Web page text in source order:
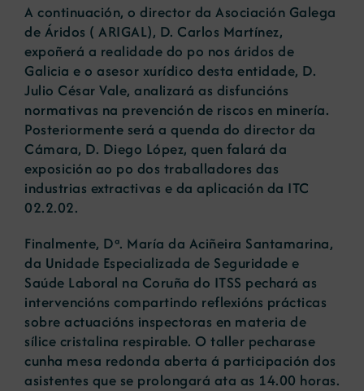
A continuación, o director da Asociación Galega
de Áridos ( ARIGAL), D. Carlos Martínez,
expoñerá a realidade do po nos áridos de
Galicia e o asesor xurídico desta entidade, D.
Julio César Vale, analizará as disfuncións
normativas na prevención de riscos en minería.
Posteriormente será a quenda do director da
Cámara, D. Diego López, quen falará da
exposición ao po dos traballadores das
industrias extractivas e da aplicación da ITC
02.2.02.
Finalmente, Dª. María da Aciñeira Santamarina,
da Unidade Especializada de Seguridade e
Saúde Laboral na Coruña do ITSS pechará as
intervencións compartindo reflexións prácticas
sobre actuacións inspectoras en materia de
sílice cristalina respirable. O taller pecharase
cunha mesa redonda aberta á participación dos
asistentes que se prolongará ata as 14.00 horas.